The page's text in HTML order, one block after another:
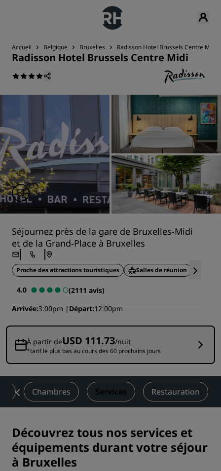
Accueil Belgique Bruxelles Radisson Hotel Brussels Centre Midi
Radisson Hotel Brussels Centre Midi
Séjournez près de la gare de Bruxelles-Midi
et de la Grand-Place à Bruxelles
Proche des attractions touristiques Salles de réunion
4.0
(2111 avis)
Arrivée 3:00pm Départ 12:00pm
À partir deUSD 111.73/nuit
*tarif le plus bas au cours des 60 prochains jours
Chambres Services Restauration
Découvrez tous nos services et
équipements durant votre séjour
à Bruxelles